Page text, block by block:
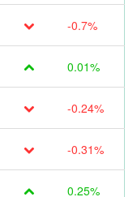
-0.7%
0.01%
-0.24%
-0.31%
0.25%